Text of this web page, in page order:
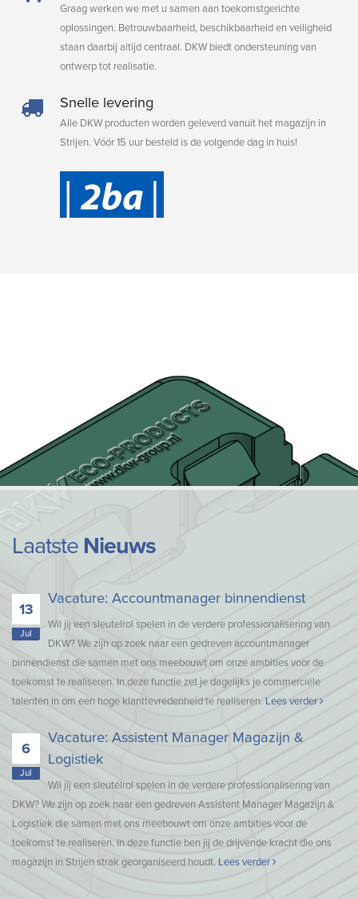
Graag werken we met u samen aan toekomstgerichte
oplossingen. Betrouwbaarheid, beschikbaarheid en veiligheid
staan daarbij altijd centraal. DKW biedt ondersteuning van
ontwerp tot realisatie.
Snelle levering
Alle DKW producten worden geleverd vanuit het magazijn in
Strijen. Vóór 15 uur besteld is de volgende dag in huis!
Laatste Nieuws
13
Jul
Vacature: Accountmanager binnendienst
Wil jij een sleutelrol spelen in de verdere professionalisering van
DKW? We zijn op zoek naar een gedreven accountmanager
binnendienst die samen met ons meebouwt om onze ambities voor de
toekomst te realiseren. In deze functie zet je dagelijks je commerciële
talenten in om een hoge klanttevredenheid te realiseren. Lees verder
6
Jul
Vacature: Assistent Manager Magazijn &
Logistiek
Wil jij een sleutelrol spelen in de verdere professionalisering van
DKW? We zijn op zoek naar een gedreven Assistent Manager Magazijn &
Logistiek die samen met ons meebouwt om onze ambities voor de
toekomst te realiseren. In deze functie ben jij de drijvende kracht die ons
magazijn in Strijen strak georganiseerd houdt. Lees verder